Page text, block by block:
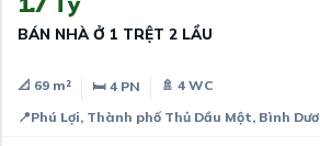
BÁN NHÀ Ở 1 TRỆT 2 LẦU
📐 69 m² 🛏 4 PN
🚿 4 WC
📍Phú Lợi, Thành phố Thủ Dầu Một, Bình